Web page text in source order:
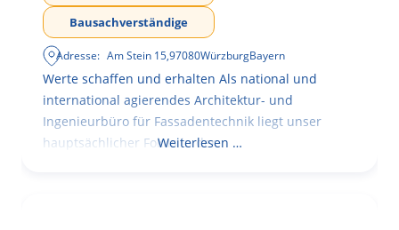
Bausachverständige
Adresse: Am Stein 15,97080WürzburgBayern
Werte schaffen und erhalten Als national und
international agierendes Architektur- und
Ingenieurbüro für Fassadentechnik liegt unser
hauptsächlicher Fokus in der
Weiterlesen …